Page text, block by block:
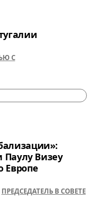
С
Паулу Визеу
Европе
ПРЕДСЕДАТЕЛЬ В СОВЕТЕ